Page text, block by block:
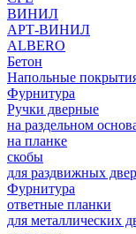
ВИНИЛ
АРТ-ВИНИЛ
ALBERO
Бетон
Напольные
Фурнитура
Ручки дверные
на раздельном
на планке
скобы
для раздвижных
Фурнитура
ответные планки
для металлических